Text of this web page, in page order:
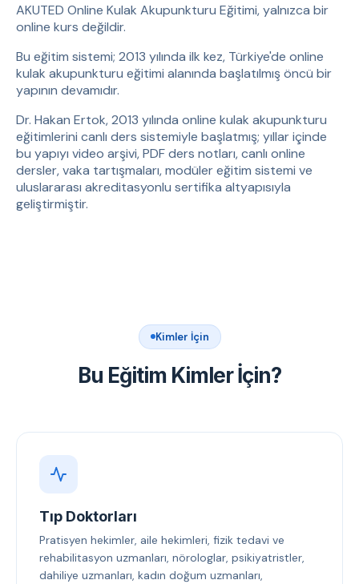
AKUTED Online Kulak Akupunkturu Eğitimi, yalnızca bir
online kurs değildir.
Bu eğitim sistemi; 2013 yılında ilk kez, Türkiye'de online
kulak akupunkturu eğitimi alanında başlatılmış öncü bir
yapının devamıdır.
Dr. Hakan Ertok, 2013 yılında online kulak akupunkturu
eğitimlerini canlı ders sistemiyle başlatmış; yıllar içinde
bu yapıyı video arşivi, PDF ders notları, canlı online
dersler, vaka tartışmaları, modüler eğitim sistemi ve
uluslararası akreditasyonlu sertifika altyapısıyla
geliştirmiştir.
Kimler İçin
Bu Eğitim Kimler İçin?
Tıp Doktorları
Pratisyen hekimler, aile hekimleri, fizik tedavi ve
rehabilitasyon uzmanları, nörologlar, psikiyatristler,
dahiliye uzmanları, kadın doğum uzmanları,